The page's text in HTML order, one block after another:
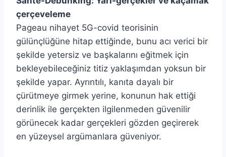
çerçeveleme
Pageau nihayet 5G-covid teorisinin
gülünçlüğüne hitap ettiğinde, bunu acı verici bir
şekilde yetersiz ve başkalarını eğitmek için
bekleyebileceğiniz titiz yaklaşımdan yoksun bir
şekilde yapar. Ayrıntılı, kanıta dayalı bir
çürütmeye girmek yerine, konunun hak ettiği
derinlik ile gerçekten ilgilenmeden güvenilir
görünecek kadar gerçekleri gözden geçirerek
en yüzeysel argümanlara güveniyor.